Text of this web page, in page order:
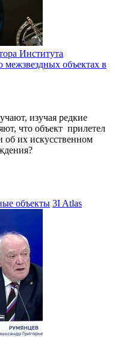
Института
объектах в
изучая редкие
что объект прилетел
об их искусственном
объекты 3I Atlas